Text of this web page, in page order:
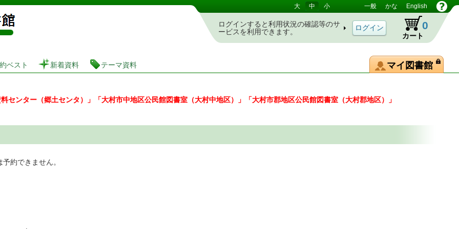
図書館 蔵書検索・予約システム 大 中 小 一般 かな English
ログインすると利用状況の確認等のサ
ービスを利用できます。
カート
0
ベスト 新着資料 テーマ資料 マイ図書館
センター（郷土センタ）」「大村市中地区公民館図書室（大村中地区）」「大村市郡地区公民館図書室（大村郡地区）」
約できません。